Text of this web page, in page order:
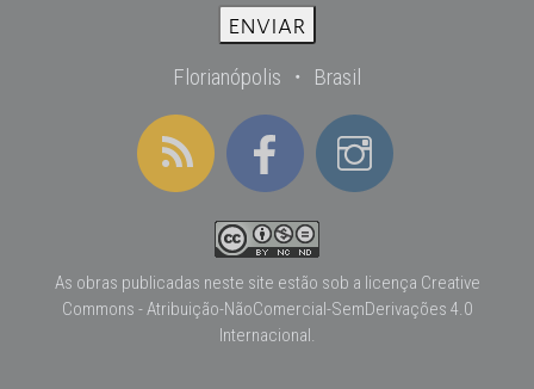
Florianópolis ・ Brasil
As obras publicadas neste site estão sob a licença Creative
Commons - Atribuição-NãoComercial-SemDerivações 4.0
Internacional.